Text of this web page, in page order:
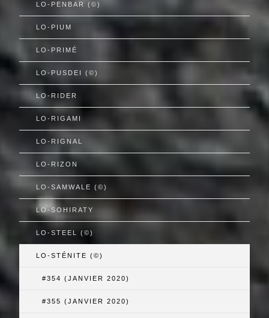
LO-PENBAR (©)
LO-PIUM
LO-PRIMÉ
LO-PUSDEI (©)
LO-RIDER
LO-RIGAMI
LO-RIGNAL
LO-RIZON
LO-SAMWALE (©)
LO-SOHIRATY
LO-STEEL (©)
LO-STÉNITE (©)
#354 (JANVIER 2020)
#355 (JANVIER 2020)